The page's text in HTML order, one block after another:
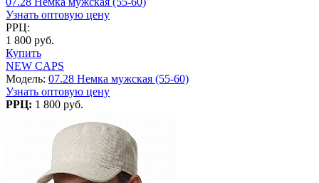
Узнать оптовую цену
РРЦ:
1 800 руб.
Купить
NEW CAPS
Модель: 07.28 Немка мужская (55-60)
Узнать оптовую цену
РРЦ: 1 800 руб.